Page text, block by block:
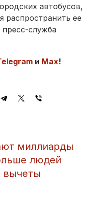
автобусов,
распространить ее
служба
и Max!
миллиарды
людей
вычеты